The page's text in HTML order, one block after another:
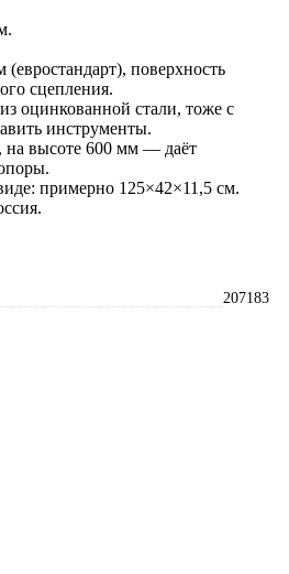
поверхность
сцепления.
оцинкованной стали, тоже с
инструменты.
на высоте 600 мм — даёт
примерно 125×42×11,5 см.
207183